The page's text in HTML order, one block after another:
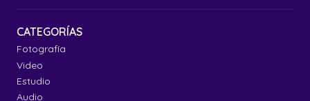
CATEGORÍAS
Fotografía
Video
Estudio
Audio